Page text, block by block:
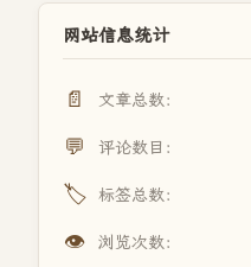
网站信息统计
📄 文章总数：
💬 评论数目：
🏷️ 标签总数：
👁️ 浏览次数：